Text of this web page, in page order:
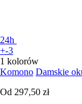
24h
+-3
1 kolorów
Komono Damskie
Od 297,50 zł